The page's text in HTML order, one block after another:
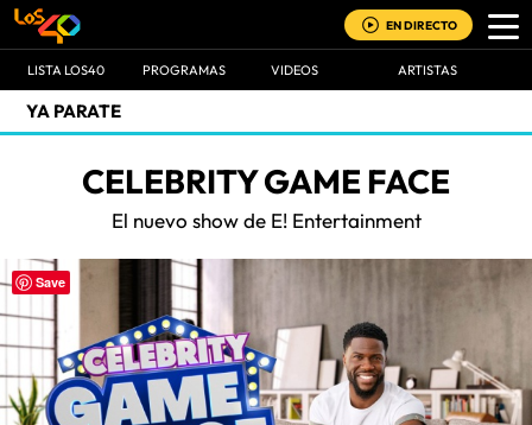
EN DIRECTO
LISTA LOS40 PROGRAMAS VIDEOS ARTISTAS
YA PARATE
CELEBRITY GAME FACE
El nuevo show de E! Entertainment
Save